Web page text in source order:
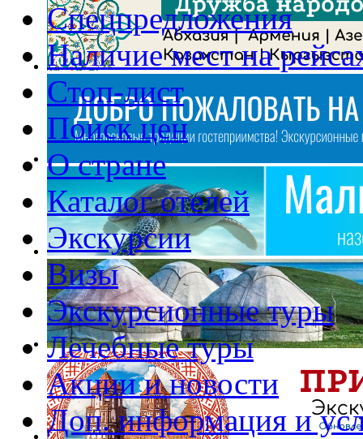
Спецпредложения
Наличие мест на
Стоп-лист
Поиск цен
О стране
Каталог отелей
Экскурсии
Визы
Экскурсионные туры
Лечебные туры
Акции и новости
Доп. информация и